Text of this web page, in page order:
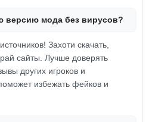
версию мода без вирусов?
Захоти скачать,
сайты. Лучше доверять
других игроков и
избежать фейков и